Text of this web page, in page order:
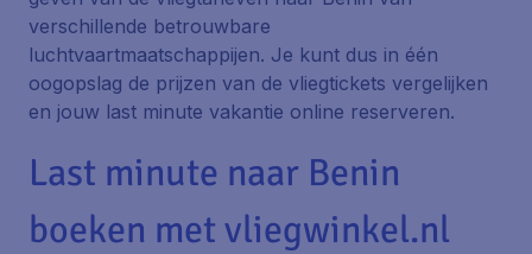
verschillende betrouwbare
luchtvaartmaatschappijen. Je kunt dus in één
oogopslag de prijzen van de vliegtickets vergelijken
en jouw last minute vakantie online reserveren.
Last minute naar Benin
boeken met vliegwinkel.nl